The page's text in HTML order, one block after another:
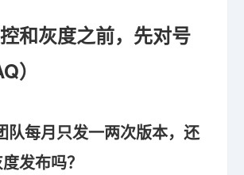
和灰度之前，先对号
）
队每月只发一两次版本，还
发布吗？